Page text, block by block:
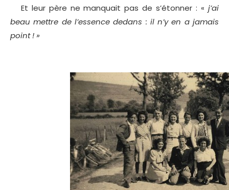
Et leur père ne manquait pas de s’étonner : « j’ai
beau mettre de l’essence dedans : il n’y en a jamais
point ! »